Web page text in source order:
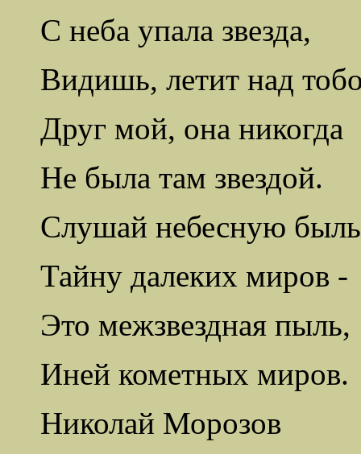
С неба упала звезда,
Видишь, летит над
Друг мой, она никогда
Не была там звездой.
Слушай небесную
Тайну далеких миров -
Это межзвездная пыль,
Иней кометных миров.
Николай Морозов